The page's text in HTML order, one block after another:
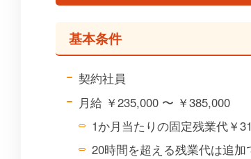
基本条件
契約社員
月給 ￥235,000 〜 ￥385,000
1か月当たりの固定残業代￥
20時間を超える残業代は追加